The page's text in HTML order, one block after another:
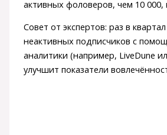
активных фоловеров, чем 10 000,
Совет от экспертов: раз в
неактивных подписчиков с
аналитики (например, LiveDune
улучшит показатели